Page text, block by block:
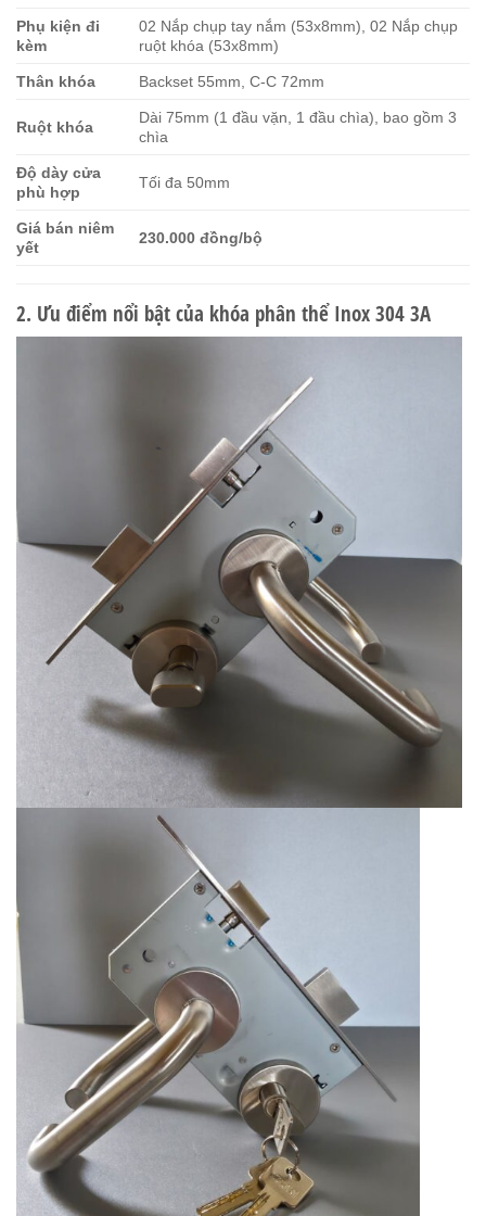
Phụ kiện đi
kèm
02 Nắp chụp tay nắm (53x8mm), 02 Nắp chụp
ruột khóa (53x8mm)
Thân khóa Backset 55mm, C-C 72mm
Ruột khóa
Dài 75mm (1 đầu vặn, 1 đầu chìa), bao gồm 3
chìa
Độ dày cửa
phù hợp
Tối đa 50mm
Giá bán niêm
yết
230.000 đồng/bộ
2. Ưu điểm nổi bật của khóa phân thể Inox 304 3A